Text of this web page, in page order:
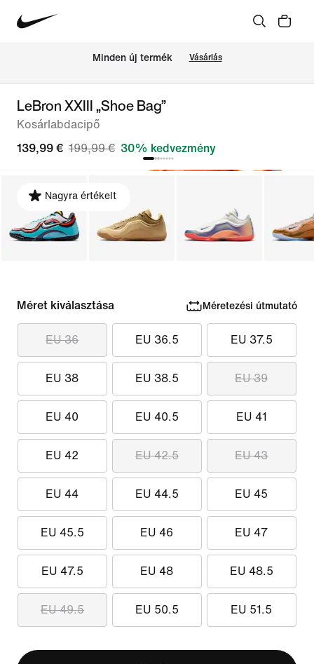
Minden új termék Vásárlás
LeBron XXIII „Shoe Bag”
Kosárlabdacipő
139,99 € 199,99 € 30% kedvezmény
Nagyra értékelt
Méret kiválasztása Méretezési útmutató
EU 36 EU 36.5 EU 37.5
EU 38 EU 38.5 EU 39
EU 40 EU 40.5 EU 41
EU 42 EU 42.5 EU 43
EU 44 EU 44.5 EU 45
EU 45.5 EU 46 EU 47
EU 47.5 EU 48 EU 48.5
EU 49.5 EU 50.5 EU 51.5